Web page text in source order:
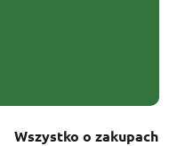
Wszystko o zakupach